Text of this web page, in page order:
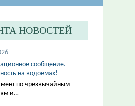
НОВОСТЕЙ
сообщение.
на водоёмах!
по чрезвычайным
и…